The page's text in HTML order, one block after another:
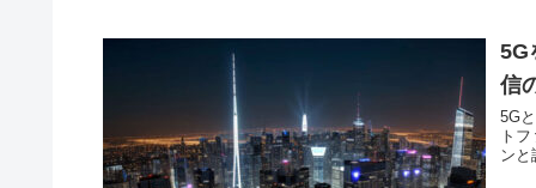
5G
信
5G
ト
ンと